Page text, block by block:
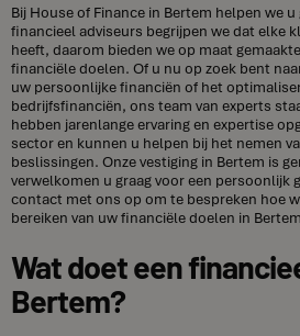
Bij House of Finance in Bertem helpen we u
financieel adviseurs begrijpen we dat elke
heeft, daarom bieden we op maat
financiële doelen. Of u nu op zoek bent
uw persoonlijke financiën of het
bedrijfsfinanciën, ons team van experts
hebben jarenlange ervaring en expertise
sector en kunnen u helpen bij het nemen
beslissingen. Onze vestiging in Bertem is
verwelkomen u graag voor een persoonlijk
contact met ons op om te bespreken hoe
bereiken van uw financiële doelen in
Wat doet een
Bertem?